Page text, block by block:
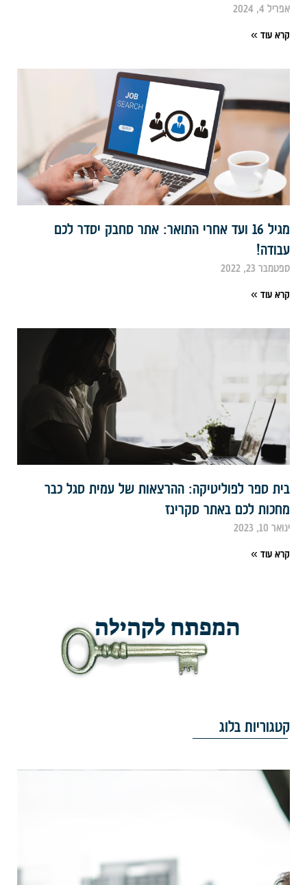
4, 2024
עוד »
מגיל 16 ועד אחרי התואר: אתר סחבק יסדר לכם
23, 2022
עוד »
ספר לפוליטיקה: ההרצאות של עמית סגל כבר
לכם באתר סקרינז
10, 2023
עוד »
בלוג